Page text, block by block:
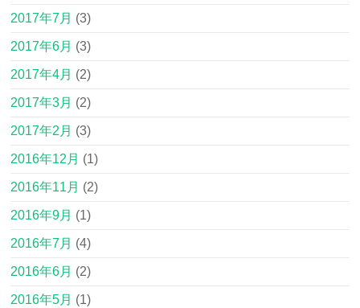
2017年7月 (3)
2017年6月 (3)
2017年4月 (2)
2017年3月 (2)
2017年2月 (3)
2016年12月 (1)
2016年11月 (2)
2016年9月 (1)
2016年7月 (4)
2016年6月 (2)
2016年5月 (1)